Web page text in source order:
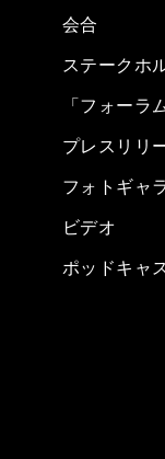
会合
ステークホ
「フォーラ
プレスリリ
フォトギャ
ビデオ
ポッドキャ